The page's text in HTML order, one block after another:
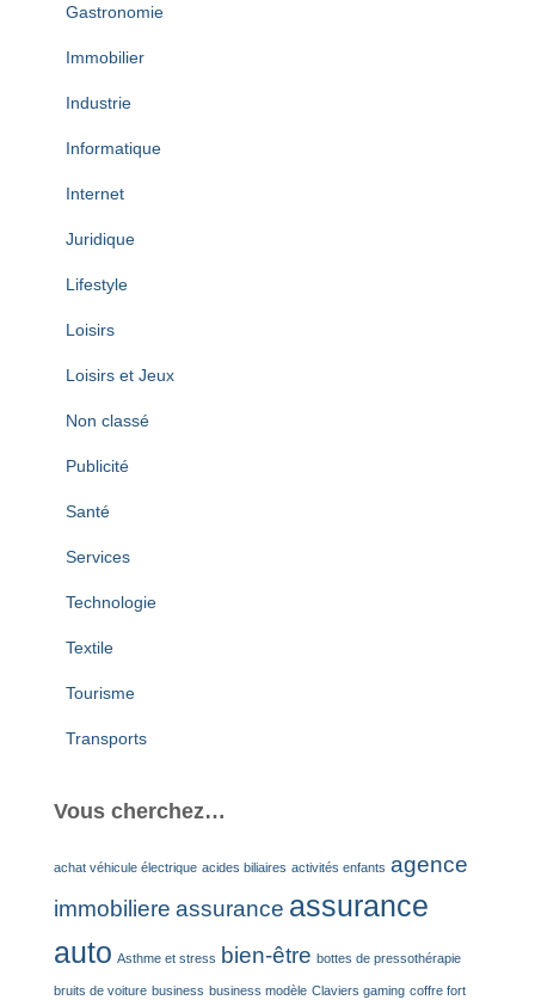
Gastronomie
Immobilier
Industrie
Informatique
Internet
Juridique
Lifestyle
Loisirs
Loisirs et Jeux
Non classé
Publicité
Santé
Services
Technologie
Textile
Tourisme
Transports
Vous cherchez…
achat véhicule électrique acides biliaires activités enfants agence
immobiliere assurance assurance
auto Asthme et stress bien-être bottes de pressothérapie
bruits de voiture business business modèle Claviers gaming coffre fort